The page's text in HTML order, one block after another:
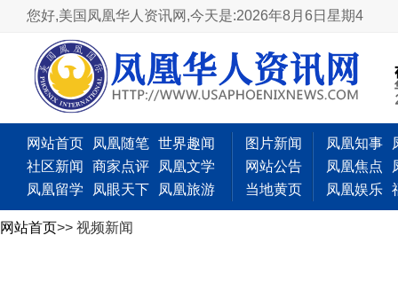
您好,美国凤凰华人资讯网,今天是:2026年8月6日星期4
网站首页 凤凰随笔 世界趣闻
社区新闻
商家点评
凤凰文学
凤凰留学
凤眼天下 凤凰旅游
图片新闻
网站公告
当地黄页
凤凰知事
凤凰焦点
凤凰娱乐
网站首页>> 视频新闻